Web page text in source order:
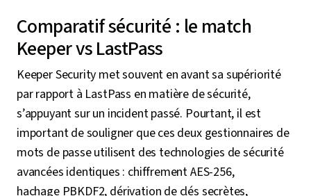
Comparatif sécurité : le match
Keeper vs LastPass
Keeper Security met souvent en avant sa supériorité
par rapport à LastPass en matière de sécurité,
s’appuyant sur un incident passé. Pourtant, il est
important de souligner que ces deux gestionnaires de
mots de passe utilisent des technologies de sécurité
avancées identiques : chiffrement AES-256,
hachage PBKDF2, dérivation de clés secrètes,